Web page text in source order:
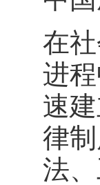
在
进
速
律
法